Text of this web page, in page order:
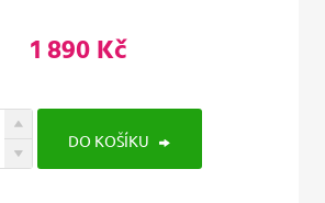
1 890 Kč
DO KOŠÍKU